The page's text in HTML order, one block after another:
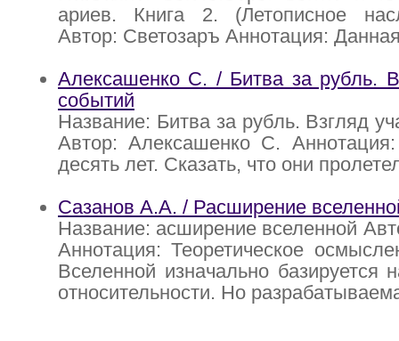
ариев. Книга 2. (Летописное
Автор: Светозаръ Аннотация:
Алексашенко С. / Битва за рубль.
событий
Название: Битва за рубль. Взгляд
Автор: Алексашенко С.
десять лет. Сказать, что они
Сазанов А.А. / Расширение
Название: асширение вселенной
Аннотация: Теоретическое
Вселенной изначально базируется
относительности. Но